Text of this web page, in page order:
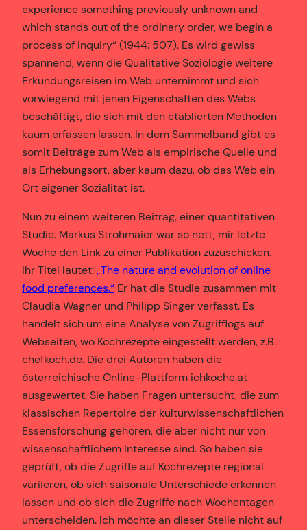
experience something previously unknown and
which stands out of the ordinary order, we begin a
process of inquiry“ (1944: 507). Es wird gewiss
spannend, wenn die Qualitative Soziologie weitere
Erkundungsreisen im Web unternimmt und sich
vorwiegend mit jenen Eigenschaften des Webs
beschäftigt, die sich mit den etablierten Methoden
kaum erfassen lassen. In dem Sammelband gibt es
somit Beiträge zum Web als empirische Quelle und
als Erhebungsort, aber kaum dazu, ob das Web ein
Ort eigener Sozialität ist.
Nun zu einem weiteren Beitrag, einer quantitativen
Studie. Markus Strohmaier war so nett, mir letzte
Woche den Link zu einer Publikation zuzuschicken.
Ihr Titel lautet:„The nature and evolution of online
food preferences.“ Er hat die Studie zusammen mit
Claudia Wagner und Philipp Singer verfasst. Es
handelt sich um eine Analyse von Zugrifflogs auf
Webseiten, wo Kochrezepte eingestellt werden, z.B.
chefkoch.de. Die drei Autoren haben die
österreichische Online-Plattform ichkoche.at
ausgewertet. Sie haben Fragen untersucht, die zum
klassischen Repertoire der kulturwissenschaftlichen
Essensforschung gehören, die aber nicht nur von
wissenschaftlichem Interesse sind. So haben sie
geprüft, ob die Zugriffe auf Kochrezepte regional
variieren, ob sich saisonale Unterschiede erkennen
lassen und ob sich die Zugriffe nach Wochentagen
unterscheiden. Ich möchte an dieser Stelle nicht auf